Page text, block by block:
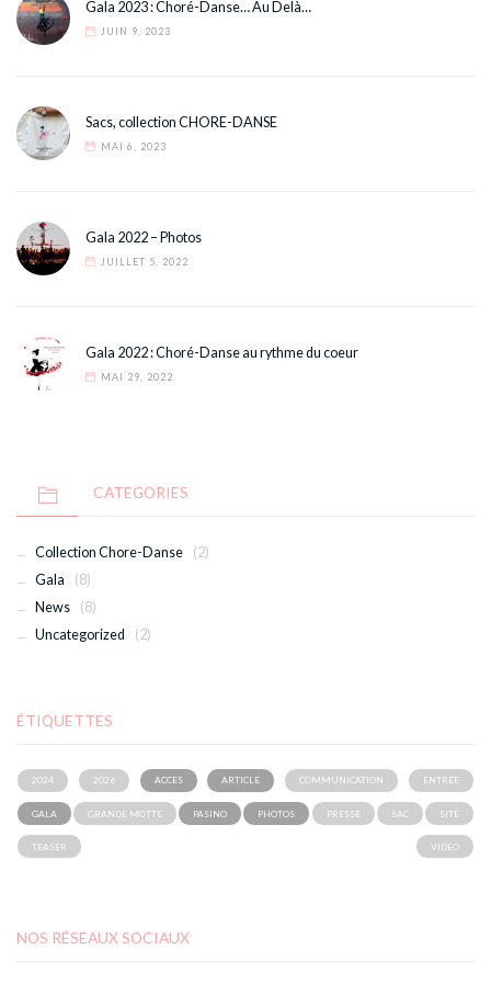
Gala 2023 : Choré-Danse… Au Delà…
JUIN 9, 2023
Sacs, collection CHORE-DANSE
MAI 6, 2023
Gala 2022 – Photos
JUILLET 5, 2022
Gala 2022 : Choré-Danse au rythme du coeur
MAI 29, 2022
CATEGORIES
Collection Chore-Danse
(2)
Gala
(8)
News
(8)
Uncategorized
(2)
ÉTIQUETTES
2024 2026 ACCES ARTICLE COMMUNICATION ENTRÉE
GALA GRANDE MOTTE PASINO PHOTOS PRESSE SAC SITE
TEASER VIDEO
NOS RÉSEAUX SOCIAUX